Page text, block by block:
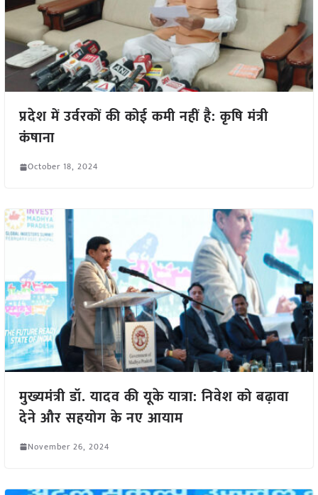
प्रदेश में उर्वरकों की कोई कमी नहीं है: कृषि मंत्री
कंषाना
October 18, 2024
मुख्यमंत्री डॉ. यादव की यूके यात्रा: निवेश को बढ़ावा
देने और सहयोग के नए आयाम
November 26, 2024